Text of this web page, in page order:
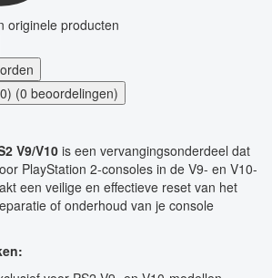
originele producten
(0 beoordelingen)
V9/V10 is een vervangingsonderdeel dat
PlayStation 2-consoles in de V9- en V10-
een veilige en effectieve reset van het
of onderhoud van je console